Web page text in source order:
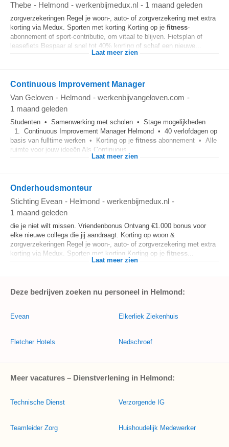
Thebe - Helmond - werkenbijmedux.nl - 1 maand geleden
zorgverzekeringen Regel je woon-, auto- of zorgverzekering met extra
korting via Medux. Sporten met korting Korting op je fitness-
abonnement of sport-contributie, om vitaal te blijven. Fietsplan of
leasefiets Bespaar al snel tot 40% korting of schaf een nieuwe...
Laat meer zien
Continuous Improvement Manager
Van Geloven - Helmond - werkenbijvangeloven.com -
1 maand geleden
Studenten • Samenwerking met scholen • Stage mogelijkheden
1. Continuous Improvement Manager Helmond • 40 verlofdagen op
basis van fulltime werken • Korting op je fitness abonnement • Alle
ruimte voor jouw ideeën Als Continuous...
Laat meer zien
Onderhoudsmonteur
Stichting Evean - Helmond - werkenbijmedux.nl -
1 maand geleden
die je niet wilt missen. Vriendenbonus Ontvang €1.000 bonus voor
elke nieuwe collega die jij aandraagt. Korting op woon &
zorgverzekeringen Regel je woon-, auto- of zorgverzekering met extra
korting via Medux. Sporten met korting Korting op je fitness
Laat meer zien
Deze bedrijven zoeken nu personeel in Helmond:
Evean
Fletcher Hotels
Elkerliek Ziekenhuis
Nedschroef
Meer vacatures – Dienstverlening in Helmond:
Technische Dienst
Teamleider Zorg
Verzorgende IG
Huishoudelijk Medewerker